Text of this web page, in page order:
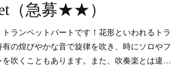
（急募★★）
トランペットパートです！花形といわれるトラ
有の煌びやかな音で旋律を吹き、時にソロやフ
を吹くこともあります。また、吹奏楽とは違…